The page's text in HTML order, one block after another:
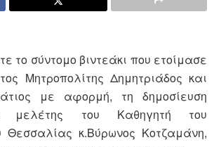
το σύντομο βιντεάκι που ετοίμασε
Μητροπολίτης Δημητριάδος και
με αφορμή, τη δημοσίευση
μελέτης του Καθηγητή του
Θεσσαλίας κ.Βύρωνος Κοτζαμάνη,